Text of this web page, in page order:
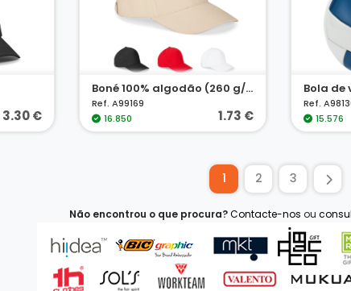
3.30 €
Boné 100% algodão (260 g/m²) com 5 painéis
Ref. A99169
16.850
1.73 €
Bola de
Ref.
15.576
1 2 3
Não encontrou o que procura?Contacte-nos ou